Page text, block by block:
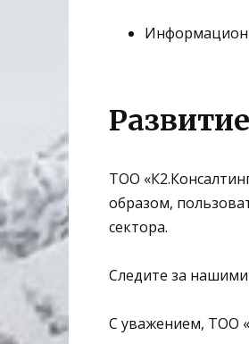
ТОО
образом,
сектора.
Следите за
С уважением, ТОО